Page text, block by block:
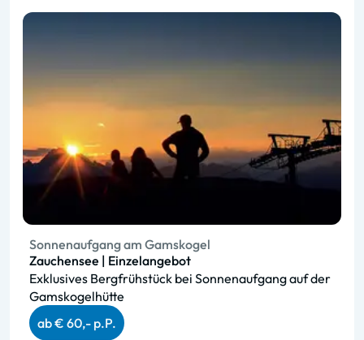
Sonnenaufgang am Gamskogel
Zauchensee | Einzelangebot
Exklusives Bergfrühstück bei Sonnenaufgang auf der
Gamskogelhütte
ab € 60,- p.P.